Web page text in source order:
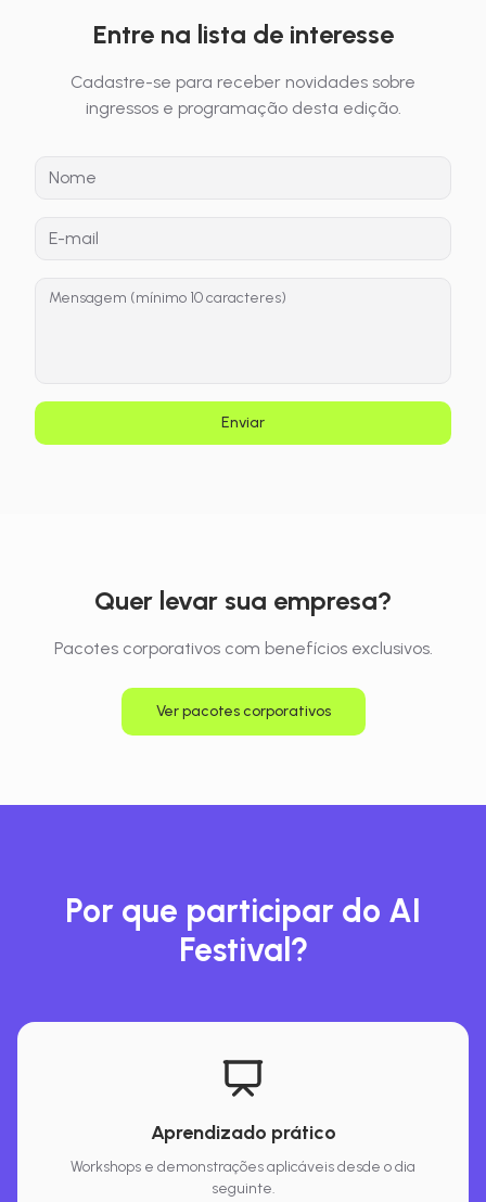
Entre na lista de interesse
Cadastre-se para receber novidades sobre
ingressos e programação desta edição.
Enviar
Quer levar sua empresa?
Pacotes corporativos com benefícios exclusivos.
Ver pacotes corporativos
Por que participar do AI
Festival?
Aprendizado prático
Workshops e demonstrações aplicáveis desde o dia
seguinte.